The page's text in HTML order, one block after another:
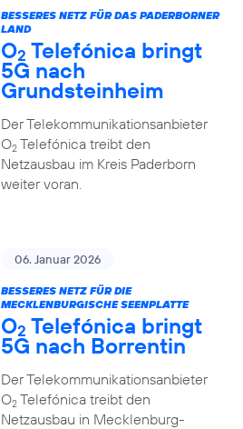
BESSERES NETZ FÜR DAS PADERBORNER
LAND
O2 Telefónica bringt
5G nach
Grundsteinheim
Der Telekommunikationsanbieter
O2Telefónica treibt den
Netzausbau im Kreis Paderborn
weiter voran.
06. Januar 2026
BESSERES NETZ FÜR DIE
MECKLENBURGISCHE SEENPLATTE
O2 Telefónica bringt
5G nach Borrentin
Der Telekommunikationsanbieter
O2Telefónica treibt den
Netzausbau in Mecklenburg-